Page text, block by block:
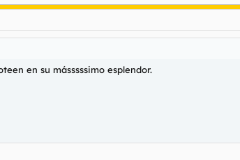
en su másssssimo esplendor.